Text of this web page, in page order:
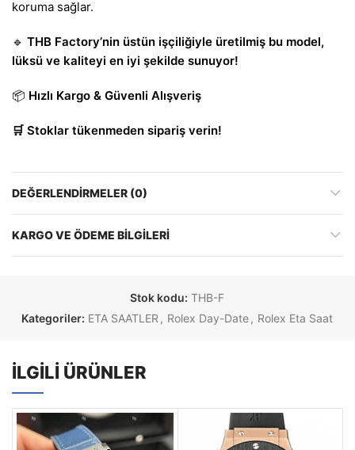
koruma sağlar.
🔹 THB Factory’nin üstün işçiliğiyle üretilmiş bu model,
lüksü ve kaliteyi en iyi şekilde sunuyor!
📦 Hızlı Kargo & Güvenli Alışveriş
🛒 Stoklar tükenmeden sipariş verin!
DEĞERLENDIRMELER (0)
KARGO VE ÖDEME BILGILERI
Stok kodu: THB-F
Kategoriler: ETA SAATLER , Rolex Day-Date, Rolex Eta Saat
İLGILI ÜRÜNLER